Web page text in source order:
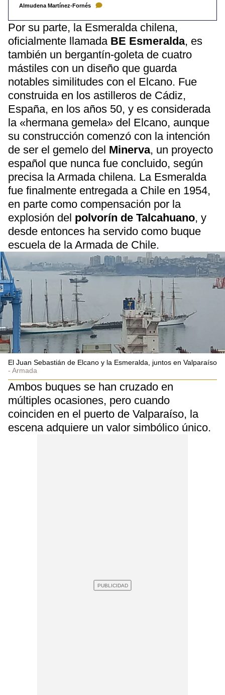
Almudena Martínez-Fornés
Por su parte, la Esmeralda chilena,
oficialmente llamada BE Esmeralda, es
también un bergantín-goleta de cuatro
mástiles con un diseño que guarda
notables similitudes con el Elcano. Fue
construida en los astilleros de Cádiz,
España, en los años 50, y es considerada
la «hermana gemela» del Elcano, aunque
su construcción comenzó con la intención
de ser el gemelo del Minerva, un proyecto
español que nunca fue concluido, según
precisa la Armada chilena. La Esmeralda
fue finalmente entregada a Chile en 1954,
en parte como compensación por la
explosión del polvorín de Talcahuano, y
desde entonces ha servido como buque
escuela de la Armada de Chile.
El Juan Sebastián de Elcano y la Esmeralda, juntos en Valparaíso
Armada
Ambos buques se han cruzado en
múltiples ocasiones, pero cuando
coinciden en el puerto de Valparaíso, la
escena adquiere un valor simbólico único.